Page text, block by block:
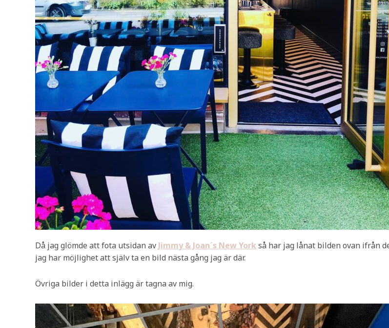
Då jag glömde att fota utsidan av Jimmy & Joan´s New Yorkså har jag lånat bilden ovan ifrån
jag har möjlighet att själv ta en bild nästa gång jag är där.
Övriga bilder i detta inlägg är tagna av mig.